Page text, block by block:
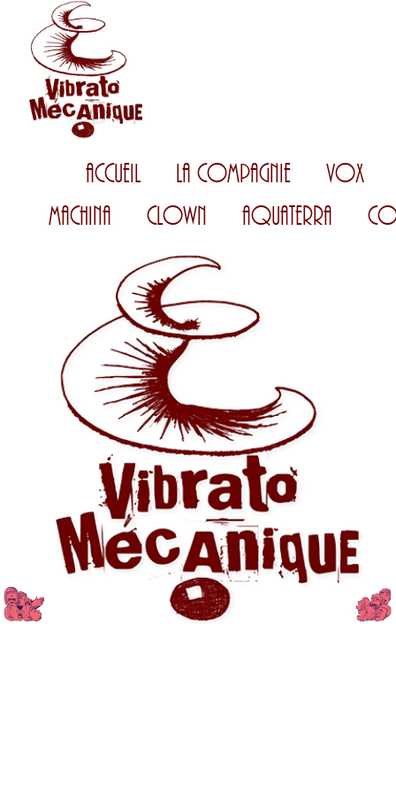
Accueil La Compagnie
Vox
Machina
Clown AquaTerra